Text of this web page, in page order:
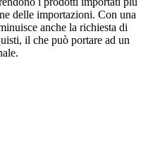
delle importazioni. Con una
anche la richiesta di
il che può portare ad un